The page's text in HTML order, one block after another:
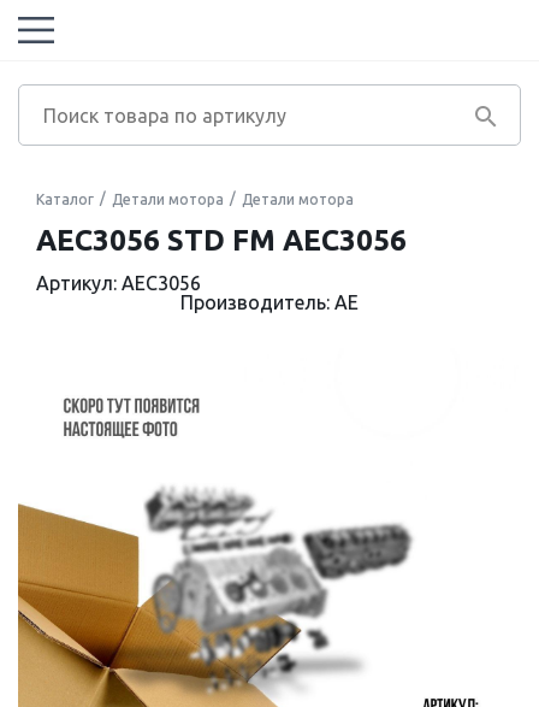
Каталог Детали мотора Детали мотора
AEC3056 STD FM AEC3056
Артикул: AEC3056
Производитель: AE